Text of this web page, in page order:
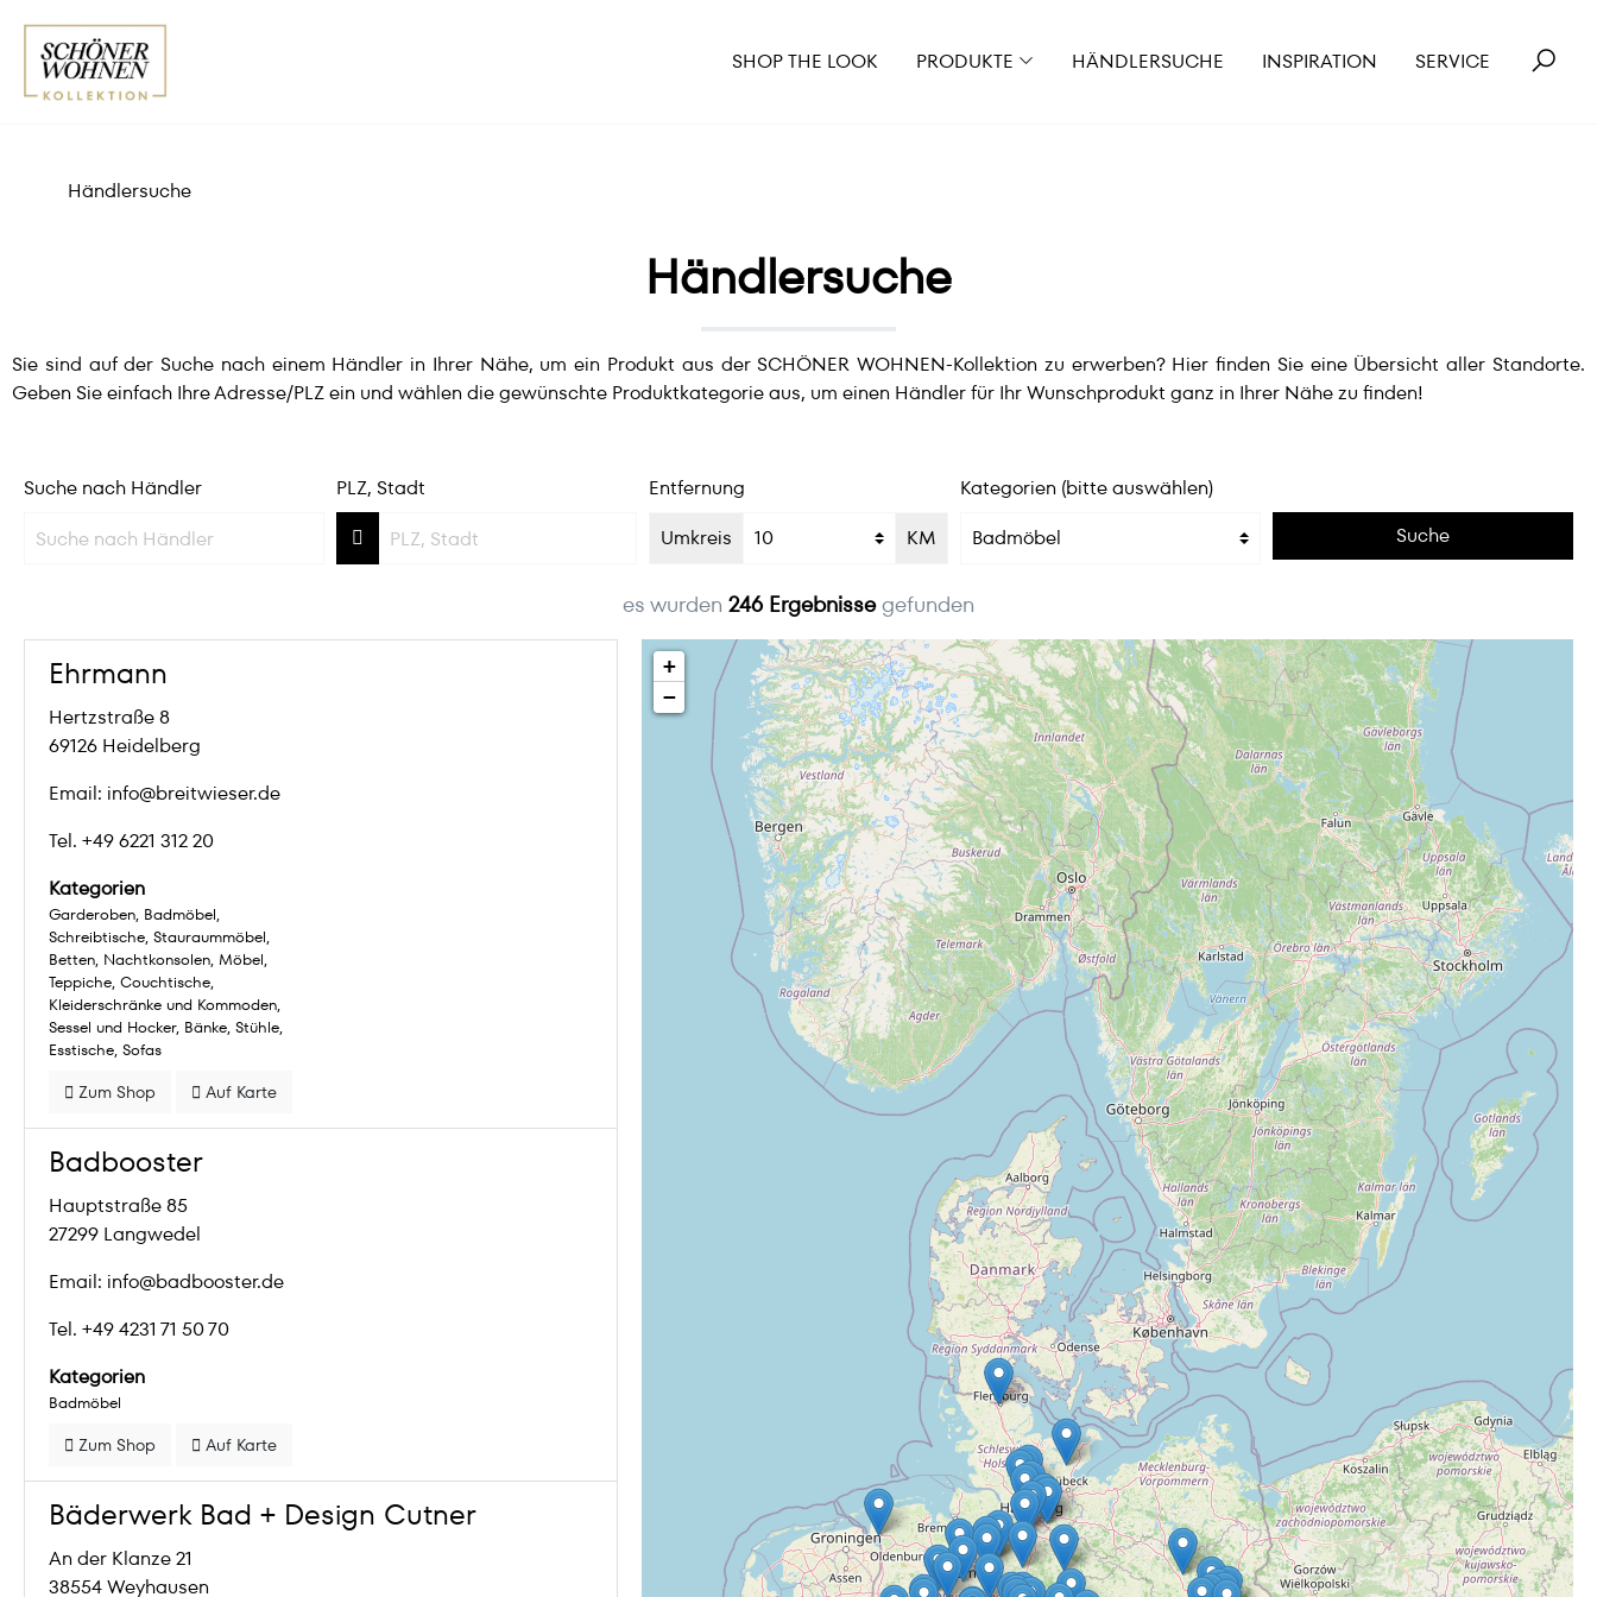
SHOP THE LOOK PRODUKTE HÄNDLERSUCHE INSPIRATION SERVICE
Händlersuche
Händlersuche
Sie sind auf der Suche nach einem Händler in Ihrer Nähe, um ein Produkt aus der SCHÖNER WOHNEN-Kollektion zu erwerben? Hier finden Sie eine Übersicht aller Standorte.
Geben Sie einfach Ihre Adresse/PLZ ein und wählen die gewünschte Produktkategorie aus, um einen Händler für Ihr Wunschprodukt ganz in Ihrer Nähe zu finden!
Suche nach Händler PLZ, Stadt
Entfernung
Umkreis
KM
Kategorien (bitte auswählen)
Suche
es wurden 246 Ergebnissegefunden
+
−
Ehrmann
Hertzstraße 8
69126 Heidelberg
Email: info@breitwieser.de
Tel. +49 6221 312 20
Kategorien
Garderoben Badmöbel
Schreibtische Stauraummöbel
Betten Nachtkonsolen Möbel
Teppiche Couchtische
Kleiderschränke und Kommoden
Sessel und Hocker Bänke Stühle
Esstische Sofas
Zum Shop Auf Karte
Badbooster
Hauptstraße 85
27299 Langwedel
Email: info@badbooster.de
Tel. +49 4231 71 50 70
Kategorien
Badmöbel
Zum Shop Auf Karte
Bäderwerk Bad + Design Cutner
An der Klanze 21
38554 Weyhausen